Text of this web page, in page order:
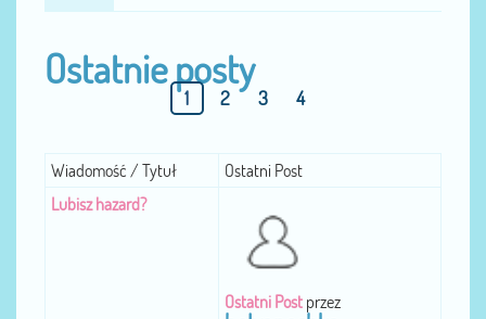
Ostatnie posty
1 2 3 4
Wiadomość / Tytuł
Ostatni Post
Lubisz hazard?
Ostatni Post przez